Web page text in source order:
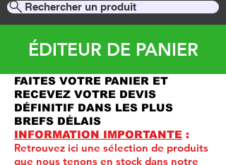
Rechercher un produit
ÉDITEUR DE PANIER
FAITES VOTRE PANIER ET
RECEVEZ VOTRE DEVIS
DÉFINITIF DANS LES PLUS
BREFS DÉLAIS
INFORMATION IMPORTANTE :
Retrouvez ici une sélection de produits
que nous tenons en stock dans notre